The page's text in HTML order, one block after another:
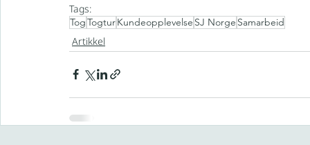
Tags:
TogTogturKundeopplevelse SJ Norge Samarbeid
Artikkel